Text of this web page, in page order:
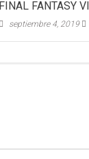
FINAL FANTASY
septiembre 4, 2019